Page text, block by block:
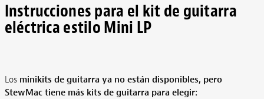
Instrucciones para el kit de guitarra
eléctrica estilo Mini LP
Los minikits de guitarra ya no están disponibles, pero
StewMac tiene más kits de guitarra para elegir: